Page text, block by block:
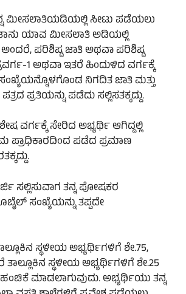
ಮೀಸಲಾತಿಯಡಿಯಲ್ಲಿ ಸೀಟು ಪಡೆಯಲು
ಯಾವ ಮೀಸಲಾತಿ ಅಡಿಯಲ್ಲಿ
ಪರಿಶಿಷ್ಟ ಜಾತಿ ಅಥವಾ ಪರಿಶಿಷ್ಟ
1 ಅಥವಾ ಇತರೆ ಹಿಂದುಳಿದ ವರ್ಗಕ್ಕೆ
ನಿಗದಿತ ಜಾತಿ ಮತ್ತು
ಪ್ರತಿಯನ್ನು ಪಡೆದು ಸಲ್ಲಿಸತಕ್ಕದ್ದು.
ವರ್ಗಕ್ಕೆ ಸೇರಿದ ಅಭ್ಯರ್ಥಿ ಆಗಿದ್ದಲ್ಲಿ
ಪ್ರಾಧಿಕಾರದಿಂದ ಪಡೆದ ಪ್ರಮಾಣ
ಸಲ್ಲಿಸುವಾಗ ತನ್ನ ಪೋಷಕರ
ಸಂಖ್ಯೆಯನ್ನು ತಪ್ಪದೇ
ಸ್ಥಳೀಯ ಅಭ್ಯರ್ಥಿಗಳಿಗೆ ಶೇ.75,
ಸ್ಥಳೀಯ ಅಭ್ಯರ್ಥಿಗಳಿಗೆ ಶೇ.25
ಹಂಚಿಕೆ ಮಾಡಲಾಗುವುದು. ಅಭ್ಯರ್ಥಿಯು ತನ್ನ